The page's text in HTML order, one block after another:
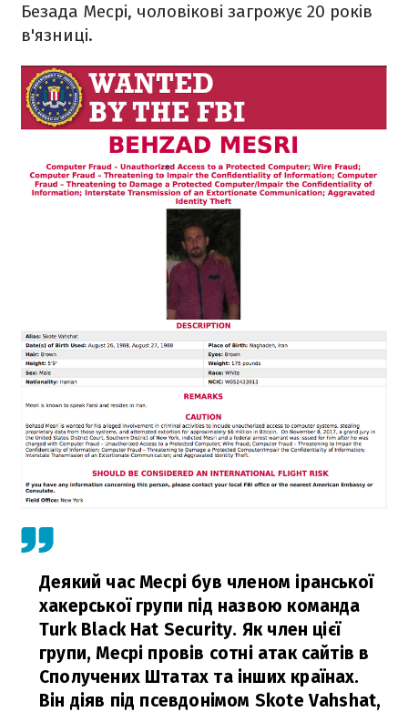
Безада Месрі, чоловікові загрожує 20 років
в'язниці.
Деякий час Месрі був членом іранської
хакерської групи під назвою команда
Turk Black Hat Security. Як член цієї
групи, Месрі провів сотні атак сайтів в
Сполучених Штатах та інших країнах.
Він діяв під псевдонімом Skote Vahshat,